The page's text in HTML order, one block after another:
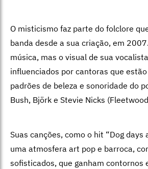
O misticismo faz parte do folclore
banda desde a sua criação, em
música, mas o visual de sua
influenciados por cantoras que
padrões de beleza e sonoridade do
Bush, Björk e Stevie Nicks
Suas canções, como o hit “Dog days
uma atmosfera art pop e barroca,
sofisticados, que ganham contornos